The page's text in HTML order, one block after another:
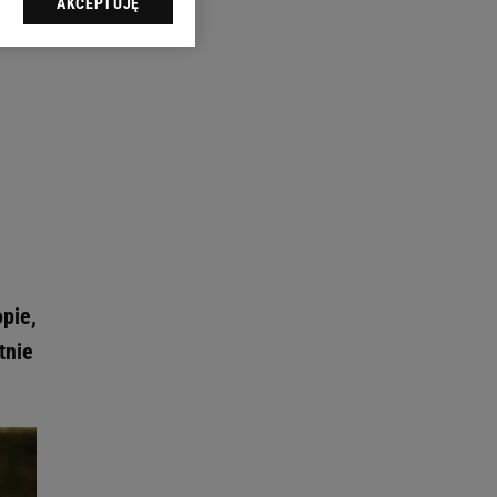
sp. z o.o., jej
swoje preferencje
celów identyfikacji.
reklam i treści,